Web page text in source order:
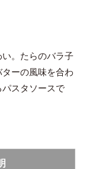
。たらのバラ子
ーの風味を合わ
スタソースで